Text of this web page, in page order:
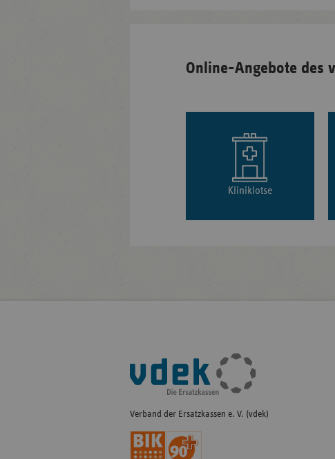
Online-Angebote des
Kliniklotse
Fußleisten-
Navigation
Verband der Ersatzkassen e. V. (vdek)